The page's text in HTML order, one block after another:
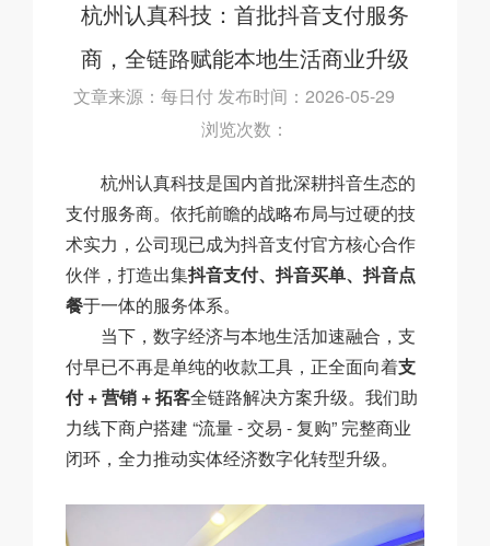
杭州认真科技：首批抖音支付服务
商，全链路赋能本地生活商业升级
文章来源：每日付 发布时间：2026-05-29
浏览次数：
杭州认真科技是国内首批深耕抖音生态的
支付服务商。依托前瞻的战略布局与过硬的技
术实力，公司现已成为抖音支付官方核心合作
伙伴，打造出集抖音支付、抖音买单、抖音点
餐于一体的服务体系。
当下，数字经济与本地生活加速融合，支
付早已不再是单纯的收款工具，正全面向着支
付 + 营销 + 拓客全链路解决方案升级。我们助
力线下商户搭建 “流量 - 交易 - 复购” 完整商业
闭环，全力推动实体经济数字化转型升级。